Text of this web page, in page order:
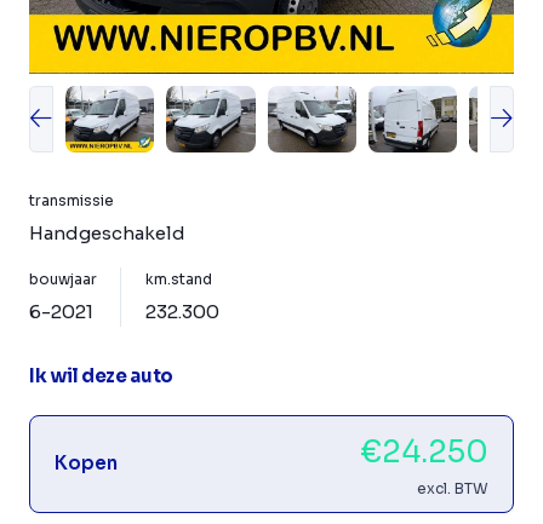
transmissie
Handgeschakeld
bouwjaar
6-2021
km.stand
232.300
Ik wil deze auto
Kopen €24.250
excl. BTW